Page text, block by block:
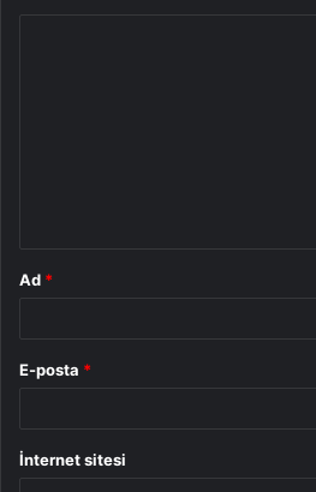
Ad *
E-posta *
İnternet sitesi